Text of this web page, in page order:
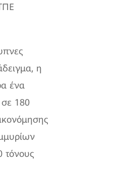
η
ένα
σε 180
τόνους